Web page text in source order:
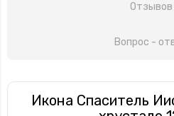
Отзывов
Вопрос -
Икона Спаситель